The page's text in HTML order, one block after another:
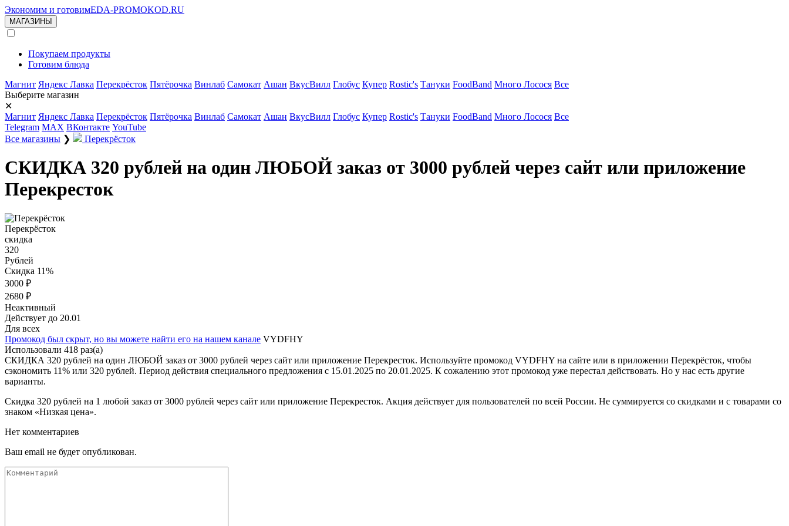
Экономим и готовимEDA-PROMOKOD.RU
МАГАЗИНЫ
Покупаем продукты
Готовим блюда
Магнит Яндекс Лавка Перекрёсток Пятёрочка Винлаб Самокат Ашан ВкусВилл Глобус Купер Rostic's Тануки FoodBand Много Лосося Все
Выберите магазин
✕
Магнит Яндекс Лавка Перекрёсток Пятёрочка Винлаб Самокат Ашан ВкусВилл Глобус Купер Rostic's Тануки FoodBand Много Лосося Все
Telegram MAX ВКонтакте YouTube
Все магазины ❯ Перекрёсток
СКИДКА 320 рублей на один ЛЮБОЙ заказ от 3000 рублей через сайт или приложение
Перекресток
Перекрёсток
скидка
320
Рублей
Скидка 11%
3000 ₽
2680 ₽
Неактивный
Действует до 20.01
Для всех
Промокод был скрыт, но вы можете найти его на нашем канале VYDFHY
Использовали 418 раз(а)
СКИДКА 320 рублей на один ЛЮБОЙ заказ от 3000 рублей через сайт или приложение Перекресток. Используйте промокод VYDFHY на сайте или в приложении Перекрёсток, чтобы
сэкономить 11% или 320 рублей. Период действия специального предложения с 15.01.2025 по 20.01.2025. К сожалению этот промокод уже перестал действовать. Но у нас есть другие
варианты.
Скидка 320 рублей на 1 любой заказ от 3000 рублей через сайт или приложение Перекресток. Акция действует для пользователей по всей России. Не суммируется со скидками и с товарами со
знаком «Низкая цена».
Нет комментариев
Ваш email не будет опубликован.